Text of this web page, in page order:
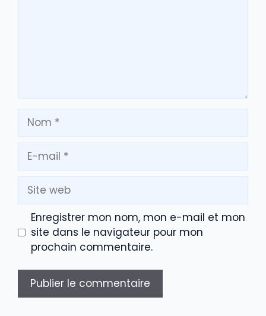
Nom
mail
Site
web
Enregistrer mon nom, mon e-mail et mon
site dans le navigateur pour mon
prochain commentaire.